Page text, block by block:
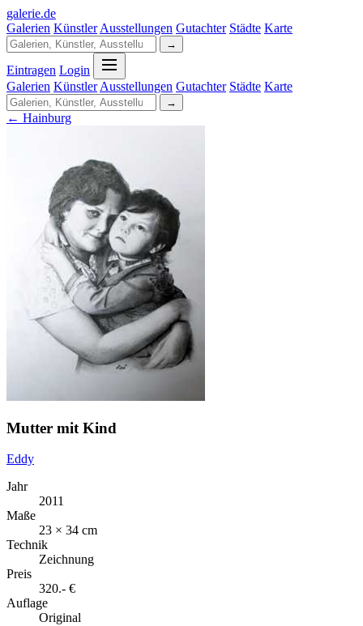
galerie.de
Galerien Künstler Ausstellungen Gutachter Städte Karte
→
Eintragen Login
Galerien Künstler Ausstellungen Gutachter Städte Karte
→
← Hainburg
Mutter mit Kind
Eddy
Jahr
2011
Maße
23 × 34 cm
Technik
Zeichnung
Preis
320.- €
Auflage
Original